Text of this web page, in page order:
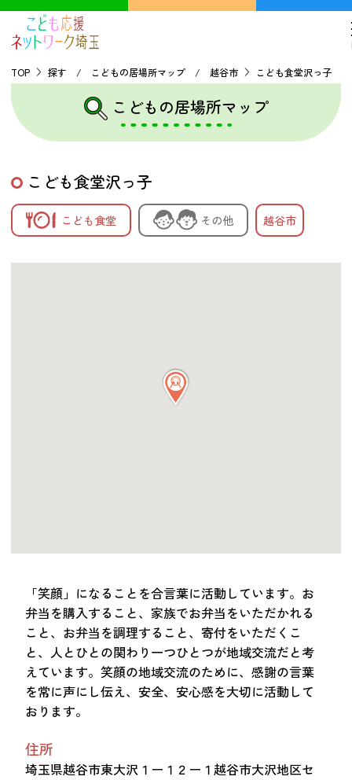
新着情報 音声読み上げ
会員登録
お問い合わせ
TOP
探す
こどもの居場所マップ
フードパントリーマップ
資料・動画
TOP 探す / こどもの居場所マップ / 越谷市 こども食堂沢っ子
こどもの居場所マップ
こども食堂沢っ子
こども食堂 その他 越谷市
「笑顔」になることを合言葉に活動しています。お
弁当を購入すること、家族でお弁当をいただかれる
こと、お弁当を調理すること、寄付をいただくこ
と、人とひとの関わり一つひとつが地域交流だと考
えています。笑顔の地域交流のために、感謝の言葉
を常に声にし伝え、安全、安心感を大切に活動して
おります。
住所
埼玉県越谷市東大沢１ー１２ー１越谷市大沢地区セ